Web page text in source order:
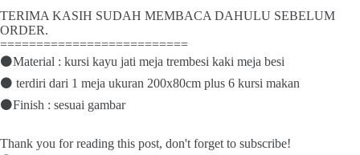
TERIMA KASIH SUDAH MEMBACA DAHULU SEBELUM
ORDER.
==========================
⚫Material : kursi kayu jati meja trembesi kaki meja besi
⚫ terdiri dari 1 meja ukuran 200x80cm plus 6 kursi makan
⚫Finish : sesuai gambar
Thank you for reading this post, don't forget to subscribe!